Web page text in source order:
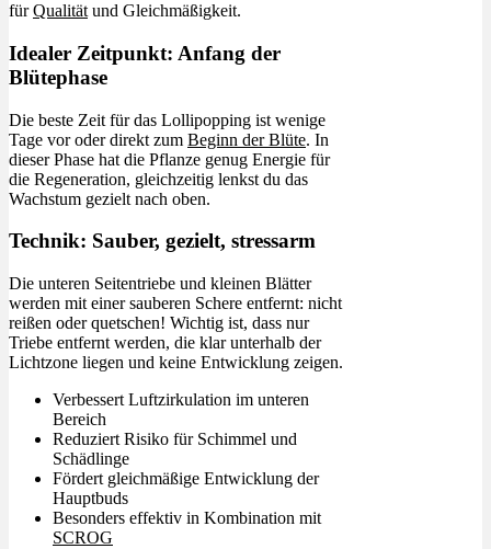
fürQualität und Gleichmäßigkeit.
Idealer Zeitpunkt: Anfang der
Blütephase
Die beste Zeit für das Lollipopping ist wenige
Tage vor oder direkt zum Beginn der Blüte. In
dieser Phase hat die Pflanze genug Energie für
die Regeneration, gleichzeitig lenkst du das
Wachstum gezielt nach oben.
Technik: Sauber, gezielt, stressarm
Die unteren Seitentriebe und kleinen Blätter
werden mit einer sauberen Schere entfernt: nicht
reißen oder quetschen! Wichtig ist, dass nur
Triebe entfernt werden, die klar unterhalb der
Lichtzone liegen und keine Entwicklung zeigen.
Verbessert Luftzirkulation im unteren
Bereich
Reduziert Risiko für Schimmel und
Schädlinge
Fördert gleichmäßige Entwicklung der
Hauptbuds
Besonders effektiv in Kombination mit
SCROG